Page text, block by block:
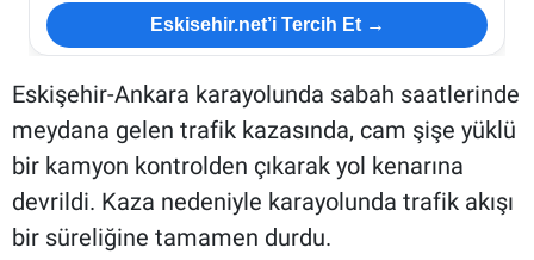
Eskisehir.net’i Tercih Et →
Eskişehir-Ankara karayolunda sabah saatlerinde
meydana gelen trafik kazasında, cam şişe yüklü
bir kamyon kontrolden çıkarak yol kenarına
devrildi. Kaza nedeniyle karayolunda trafik akışı
bir süreliğine tamamen durdu.